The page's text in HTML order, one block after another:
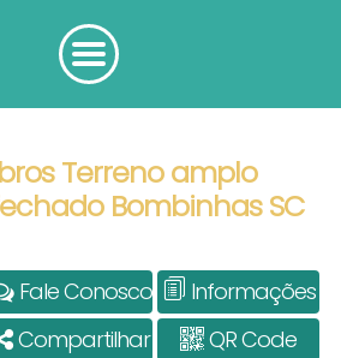
Terreno amplo
Bombinhas SC
Fale Conosco
Informações
Compartilhar QR Code